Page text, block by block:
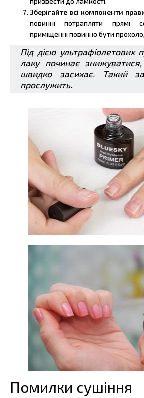
Зберігайте всі компоненти
повинні потрапляти прямі
приміщенні повинно бути
Під дією ультрафіолетових
лаку починає
швидко засихає. Такий
прослужить.
Помилки сушіння